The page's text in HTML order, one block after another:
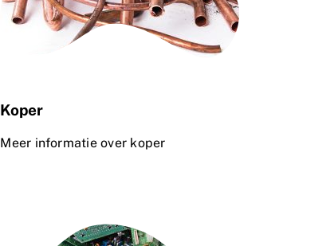
Koper
Meer informatie over koper